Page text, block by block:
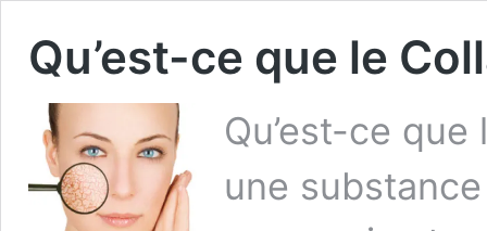
Qu’est-ce que le
Qu’est-ce
une